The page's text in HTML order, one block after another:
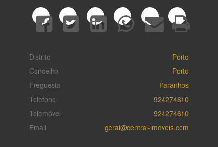
Distrito
Porto
Concelho
Porto
Freguesia
Paranhos
Telefone
924274610
Telemóvel
924274610
Email
geral@central-imoveis.com